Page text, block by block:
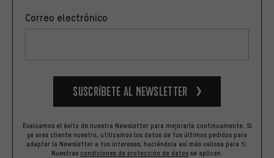
Correo electrónico
Suscríbete al newsletter
Evaluamos el éxito de nuestra Newsletter para mejorarla continuamente. Si
ya eres cliente nuestro, utilizamos los datos de tus últimos pedidos para
adaptar la Newsletter a tus intereses, haciéndola así más valiosa para ti.
Nuestras condiciones de protección de datos se aplican.